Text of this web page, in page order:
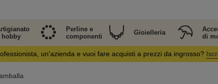
hobby
Perline e
componenti
Gioielleria
di
un'azienda e vuoi fare acquisti a prezzi da ingrosso?